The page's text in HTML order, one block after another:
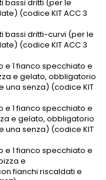
bassi dritti (per le
(codice KIT ACC 3
bassi dritti-curvi (per le
(codice KIT ACC 3
e 1 fianco specchiato e
e gelato, obbligatorio
una senza) (codice KIT
e 1 fianco specchiato e
e gelato, obbligatorio
una senza) (codice KIT
e 1 fianco specchiato e
e
fianchi riscaldati e